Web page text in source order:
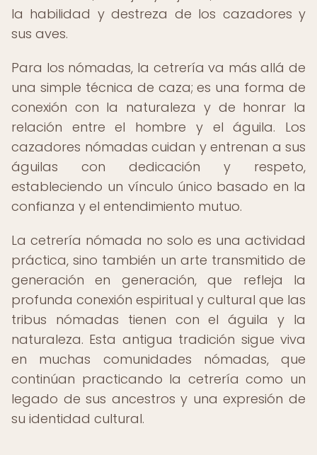
la habilidad y destreza de los cazadores y
sus aves.
Para los nómadas, la cetrería va más allá de
una simple técnica de caza; es una forma de
conexión con la naturaleza y de honrar la
relación entre el hombre y el águila. Los
cazadores nómadas cuidan y entrenan a sus
águilas con dedicación y respeto,
estableciendo un vínculo único basado en la
confianza y el entendimiento mutuo.
La cetrería nómada no solo es una actividad
práctica, sino también un arte transmitido de
generación en generación, que refleja la
profunda conexión espiritual y cultural que las
tribus nómadas tienen con el águila y la
naturaleza. Esta antigua tradición sigue viva
en muchas comunidades nómadas, que
continúan practicando la cetrería como un
legado de sus ancestros y una expresión de
su identidad cultural.